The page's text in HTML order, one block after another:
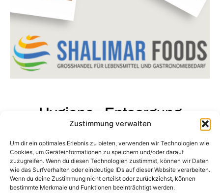
Zustimmung verwalten
Um dir ein optimales Erlebnis zu bieten, verwenden wir Technologien wie
Cookies, um Geräteinformationen zu speichern und/oder darauf
zuzugreifen. Wenn du diesen Technologien zustimmst, können wir Daten
wie das Surfverhalten oder eindeutige IDs auf dieser Website verarbeiten.
Wenn du deine Zustimmung nicht erteilst oder zurückziehst, können
bestimmte Merkmale und Funktionen beeinträchtigt werden.
Hygiene - Entsorgung
unverzichtbar. Wir bieten Ihnen eine umfassende
Auswahl an Hygiene- und Entsorgungsprodukten,
die Ihnen helfen, höchste Standards in Ihrem
Betrieb zu gewährleisten.